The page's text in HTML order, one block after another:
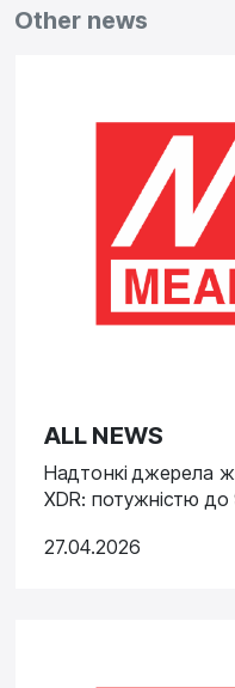
Other news
ALL NEWS
Надтонкі джерела
XDR: потужністю
27.04.2026